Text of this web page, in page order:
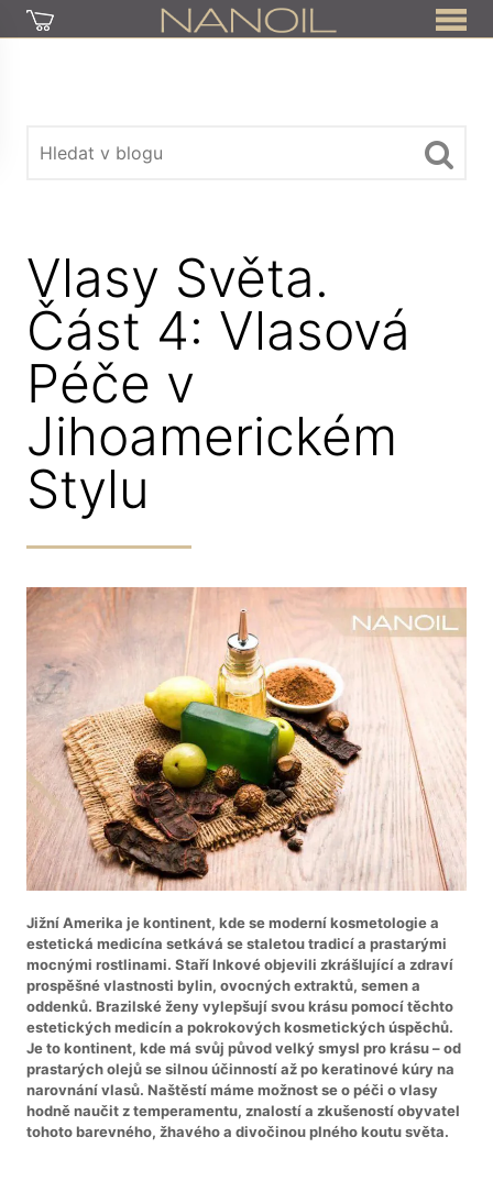
Vlasy Světa.
Část 4: Vlasová
Péče v
Jihoamerickém
Stylu
Jižní Amerika je kontinent, kde se moderní kosmetologie a
estetická medicína setkává se staletou tradicí a prastarými
mocnými rostlinami. Staří Inkové objevili zkrášlující a zdraví
prospěšné vlastnosti bylin, ovocných extraktů, semen a
oddenků. Brazilské ženy vylepšují svou krásu pomocí těchto
estetických medicín a pokrokových kosmetických úspěchů.
Je to kontinent, kde má svůj původ velký smysl pro krásu – od
prastarých olejů se silnou účinností až po keratinové kúry na
narovnání vlasů. Naštěstí máme možnost se o péči o vlasy
hodně naučit z temperamentu, znalostí a zkušeností obyvatel
tohoto barevného, žhavého a divočinou plného koutu světa.